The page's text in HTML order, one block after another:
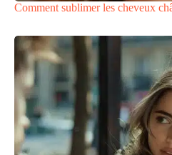
Comment sublimer les cheveux